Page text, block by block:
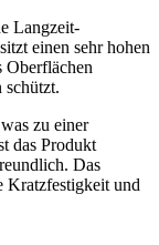
Langzeit-
einen sehr hohen
Oberflächen
schützt.
zu einer
das Produkt
Das
Kratzfestigkeit und